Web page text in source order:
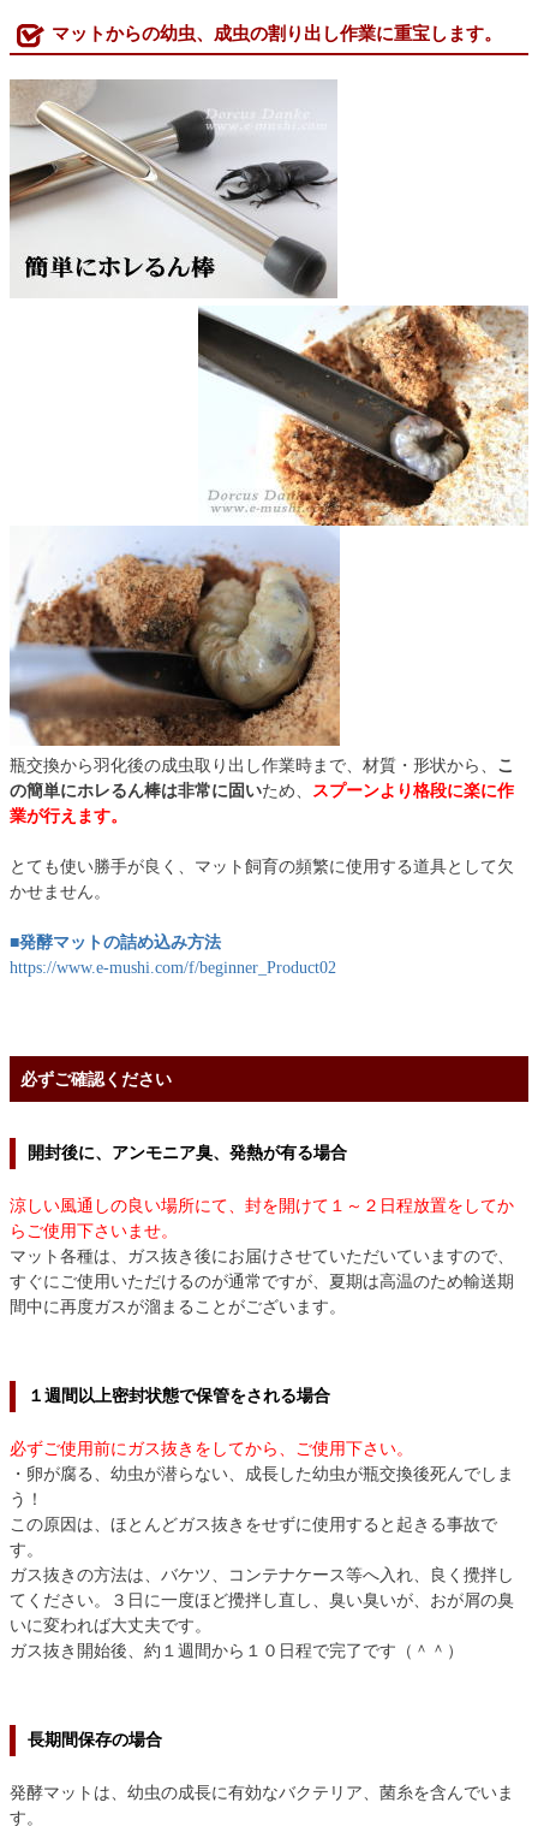
マットからの幼虫、成虫の割り出し作業に重宝します。
瓶交換から羽化後の成虫取り出し作業時まで、材質・形状から、 こ
の簡単にホレるん棒は非常に固いため、 スプーンより格段に楽に作
業が行えます。
とても使い勝手が良く、マット飼育の頻繁に使用する道具として欠
かせません。
■発酵マットの詰め込み方法
https://www.e-mushi.com/f/beginner_Product02
必ずご確認ください
開封後に、アンモニア臭、発熱が有る場合
涼しい風通しの良い場所にて、封を開けて１～２日程放置をしてか
らご使用下さいませ。
マット各種は、ガス抜き後にお届けさせていただいていますので、
すぐにご使用いただけるのが通常ですが、夏期は高温のため輸送期
間中に再度ガスが溜まることがございます。
１週間以上密封状態で保管をされる場合
必ずご使用前にガス抜きをしてから、ご使用下さい。
・卵が腐る、幼虫が潜らない、成長した幼虫が瓶交換後死んでしま
う！
この原因は、ほとんどガス抜きをせずに使用すると起きる事故で
す。
ガス抜きの方法は、バケツ、コンテナケース等へ入れ、良く攪拌し
てください。３日に一度ほど攪拌し直し、臭い臭いが、おが屑の臭
いに変われば大丈夫です。
ガス抜き開始後、約１週間から１０日程で完了です（＾＾）
長期間保存の場合
発酵マットは、幼虫の成長に有効なバクテリア、菌糸を含んでいま
す。